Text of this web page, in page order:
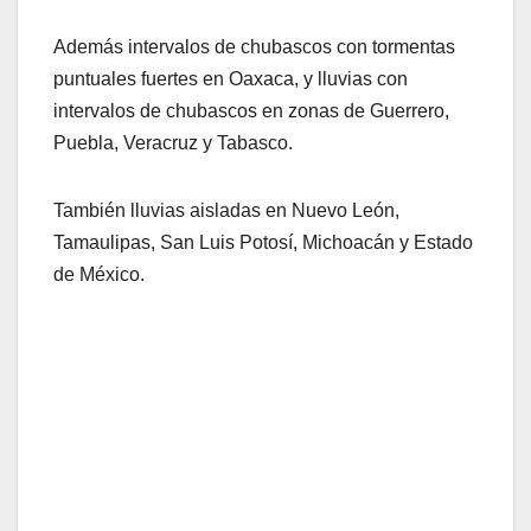
Además intervalos de chubascos con tormentas
puntuales fuertes en Oaxaca, y lluvias con
intervalos de chubascos en zonas de Guerrero,
Puebla, Veracruz y Tabasco.
También lluvias aisladas en Nuevo León,
Tamaulipas, San Luis Potosí, Michoacán y Estado
de México.